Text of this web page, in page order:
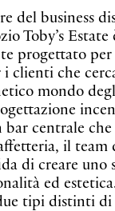
Random Solo
Sospensioni
del business
Toby’s Estate
progettato per
clienti che
mondo
bar centrale
il team
di creare uno
ed
tipi distinti di